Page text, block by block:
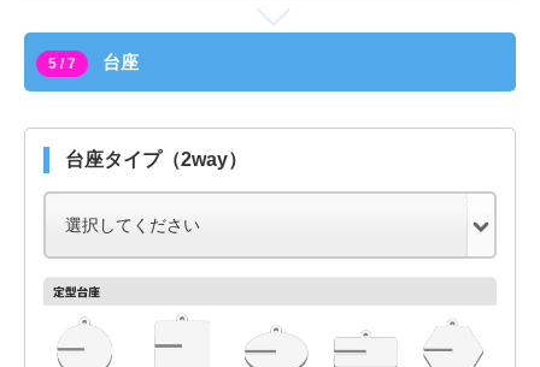
5 / 7 台座
台座タイプ（2way）